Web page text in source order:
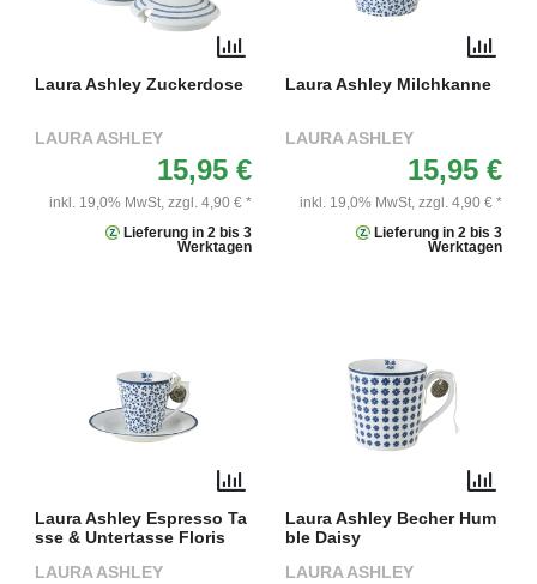
Laura Ashley Zuckerdose
LAURA ASHLEY
15,95 €
inkl. 19,0% MwSt, zzgl. 4,90 € *
Lieferung in 2 bis 3
Werktagen
Laura Ashley Milchkanne
LAURA ASHLEY
15,95 €
inkl. 19,0% MwSt, zzgl. 4,90 € *
Lieferung in 2 bis 3
Werktagen
Laura Ashley Espresso Ta
sse & Untertasse Floris
LAURA ASHLEY
Laura Ashley Becher Hum
ble Daisy
LAURA ASHLEY